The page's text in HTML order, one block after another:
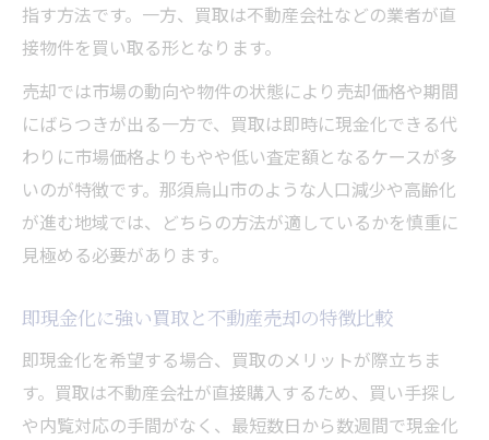
指す方法です。一方、買取は不動産会社などの業者が直
接物件を買い取る形となります。
売却では市場の動向や物件の状態により売却価格や期間
にばらつきが出る一方で、買取は即時に現金化できる代
わりに市場価格よりもやや低い査定額となるケースが多
いのが特徴です。那須烏山市のような人口減少や高齢化
が進む地域では、どちらの方法が適しているかを慎重に
見極める必要があります。
即現金化に強い買取と不動産売却の特徴比較
即現金化を希望する場合、買取のメリットが際立ちま
す。買取は不動産会社が直接購入するため、買い手探し
や内覧対応の手間がなく、最短数日から数週間で現金化